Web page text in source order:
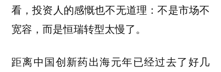
看，投资人的感慨也不无道理：不是市场不
宽容，而是恒瑞转型太慢了。
距离中国创新药出海元年已经过去了好几